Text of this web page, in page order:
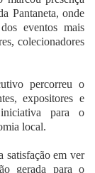
Pantaneta, onde
eventos mais
colecionadores
percorreu o
expositores e
para o
local.
satisfação em ver
gerada para o